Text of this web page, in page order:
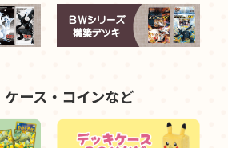
ース・コインなど